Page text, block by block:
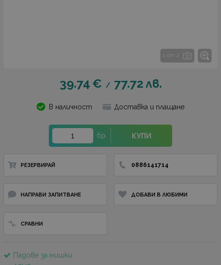
1 от 2
39.74 € / 77.72лв.
В наличност Доставка и плащане
бр. КУПИ
РЕЗЕРВИРАЙ 0886141714
НАПРАВИ ЗАПИТВАНЕ ДОБАВИ В ЛЮБИМИ
СРАВНИ
Падове за мишки